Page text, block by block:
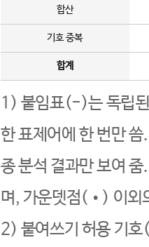
합산
기호 중복
합계
1) 붙임표(-)는 독립된
한 표제어에 한 번만
종 분석 결과만 보여
며, 가운뎃점(•) 이외
2) 붙여쓰기 허용 기호